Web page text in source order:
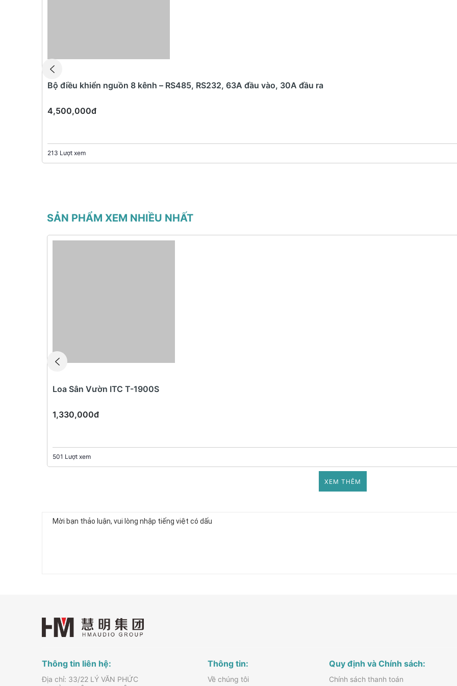
Bộ điều khiển nguồn 8 kênh – RS485, RS232, 63A đầu vào, 30A đầu ra
4,500,000đ
213 Lượt xem
SẢN PHẨM XEM NHIỀU NHẤT
Loa Sân Vườn ITC T-1900S
1,330,000đ
501 Lượt xem
XEM THÊM
Thông tin liên hệ:
Địa chỉ: 33/22 LÝ VĂN PHỨC
Thông tin:
Về chúng tôi
Quy định và Chính sách:
Chính sách thanh toán